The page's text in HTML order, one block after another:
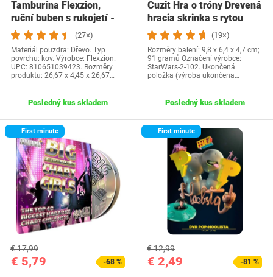
Tamburína Flexzion,
ruční buben s rukojetí -
25cm, zvonky…(27×)
Materiál pouzdra: Dřevo. Typ
povrchu: kov. Výrobce: Flexzion.
UPC: 810651039423. Rozměry
produktu: 26,67 x 4,45 x 26,67…
Posledný kus skladem
Cuzit Hra o tróny Drevená
hracia skrinka s rytou
ručnou…
(19×)
Rozměry balení: 9,8 x 6,4 x 4,7 cm;
91 gramů Označení výrobce:
StarWars-2-102. Ukončená
položka (výroba ukončena…
Posledný kus skladem
First minute
€ 5,79
€ 17,99
-68 %
First minute
€ 2,49
€ 12,99
-81 %